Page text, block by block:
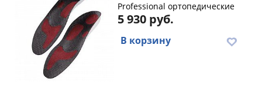
Professional ортопедические
5 930 руб.
В корзину